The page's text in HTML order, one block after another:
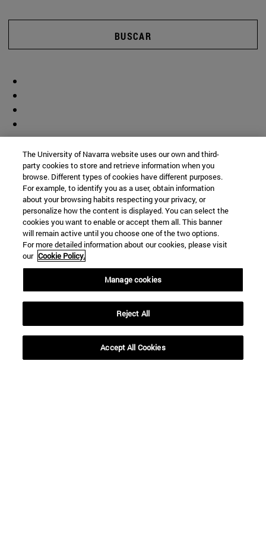
BUSCAR
Biblioteca(abre en nueva ventana)
(abre en nueva ventana)
Aula virtual ADI(abre en nueva ventana)
The University of Navarra website uses our own and third-
party cookies to store and retrieve information when you
browse. Different types of cookies have different purposes.
For example, to identify you as a user, obtain information
about your browsing habits respecting your privacy, or
personalize how the content is displayed. You can select the
cookies you want to enable or accept them all. This banner
will remain active until you choose one of the two options.
For more detailed information about our cookies, please visit
our Cookie Policy.
Manage cookies
Reject All
Accept All Cookies